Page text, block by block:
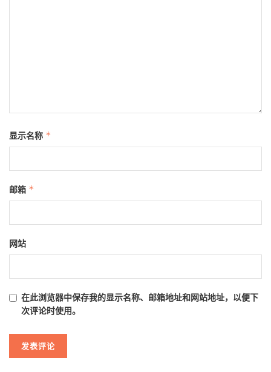
显示名称 *
邮箱 *
网站
在此浏览器中保存我的显示名称、邮箱地址和网站地址，以便下
次评论时使用。